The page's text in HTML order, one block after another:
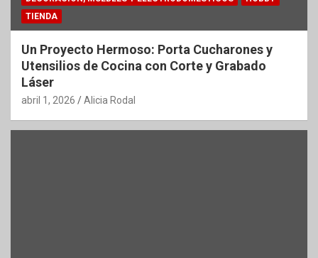
TIENDA
Un Proyecto Hermoso: Porta Cucharones y
Utensilios de Cocina con Corte y Grabado
Láser
abril 1, 2026 Alicia Rodal